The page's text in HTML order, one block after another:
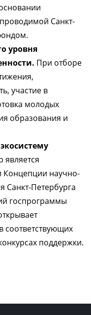
Санкт-
уровня
При отборе
участие в
молодых
образования и
является
Концепции научно-
Санкт-Петербурга
госпрограммы
соответствующих
поддержки.